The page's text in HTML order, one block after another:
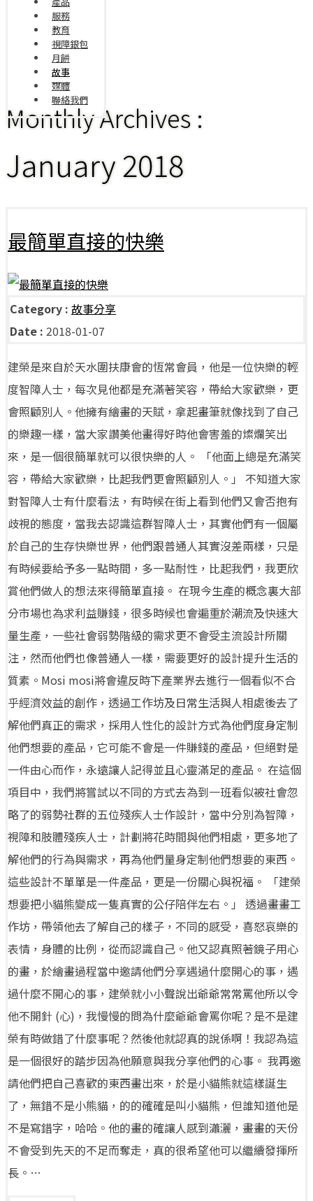
服務
教育
視障銀包
月餅
故事
媒體
聯絡我們
Monthly Archives :
January 2018
最簡單直接的快樂
Category : 故事分享
Date : 2018-01-07
建榮是來自於天水圍扶康會的恆常會員，他是一位快樂的輕
度智障人士，每次見他都是充滿著笑容，帶給大家歡樂，更
會照顧別人。他擁有繪畫的天賦，拿起畫筆就像找到了自己
的樂趣一樣，當大家讚美他畫得好時他會害羞的燦爛笑出
來，是一個很簡單就可以很快樂的人。 「他面上總是充滿笑
容，帶給大家歡樂，比起我們更會照顧別人。」 不知道大家
對智障人士有什麼看法，有時候在街上看到他們又會否抱有
歧視的態度，當我去認識這群智障人士，其實他們有一個屬
於自己的生存快樂世界，他們跟普通人其實沒差兩樣，只是
有時候要給予多一點時間，多一點耐性，比起我們，我更欣
賞他們做人的想法來得簡單直接。 在現今生產的概念裏大部
分市場也為求利益賺錢，很多時候也會遍重於潮流及快速大
量生產，一些社會弱勢階級的需求更不會受主流設計所關
注，然而他們也像普通人一樣，需要更好的設計提升生活的
質素。Mosi mosi將會違反時下產業界去進行一個看似不合
乎經濟效益的創作，透過工作坊及日常生活與人相處後去了
解他們真正的需求，採用人性化的設計方式為他們度身定制
他們想要的產品，它可能不會是一件賺錢的產品，但絕對是
一件由心而作，永遠讓人記得並且心靈滿足的產品。 在這個
項目中，我們將嘗試以不同的方式去為到一班看似被社會忽
略了的弱勢社群的五位殘疾人士作設計，當中分別為智障，
視障和肢體殘疾人士，計劃將花時間與他們相處，更多地了
解他們的行為與需求，再為他們量身定制他們想要的東西。
這些設計不單單是一件產品，更是一份關心與祝福。 「建榮
想要把小貓熊變成一隻真實的公仔陪伴左右。」 透過畫畫工
作坊，帶領他去了解自己的樣子，不同的感受，喜怒哀樂的
表情，身體的比例，從而認識自己。他又認真照著鏡子用心
的畫，於繪畫過程當中邀請他們分享遇過什麼開心的事，遇
過什麼不開心的事，建榮就小小聲說出爺爺常常罵他所以令
他不開針 (心)，我慢慢的問為什麼爺爺會罵你呢？是不是建
榮有時做錯了什麼事呢？然後他就認真的說係啊！我認為這
是一個很好的踏步因為他願意與我分享他們的心事。 我再邀
請他們把自己喜歡的東西畫出來，於是小貓熊就這樣誕生
了，無錯不是小熊貓，的的確確是叫小貓熊，但誰知道他是
不是寫錯字，哈哈。他的畫的確讓人感到瀟灑，畫畫的天份
不會受到先天的不足而奪走，真的很希望他可以繼續發揮所
長。…